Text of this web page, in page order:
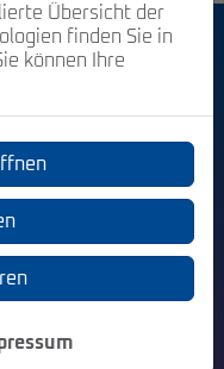
Übersicht der
finden Sie in
können Ihre